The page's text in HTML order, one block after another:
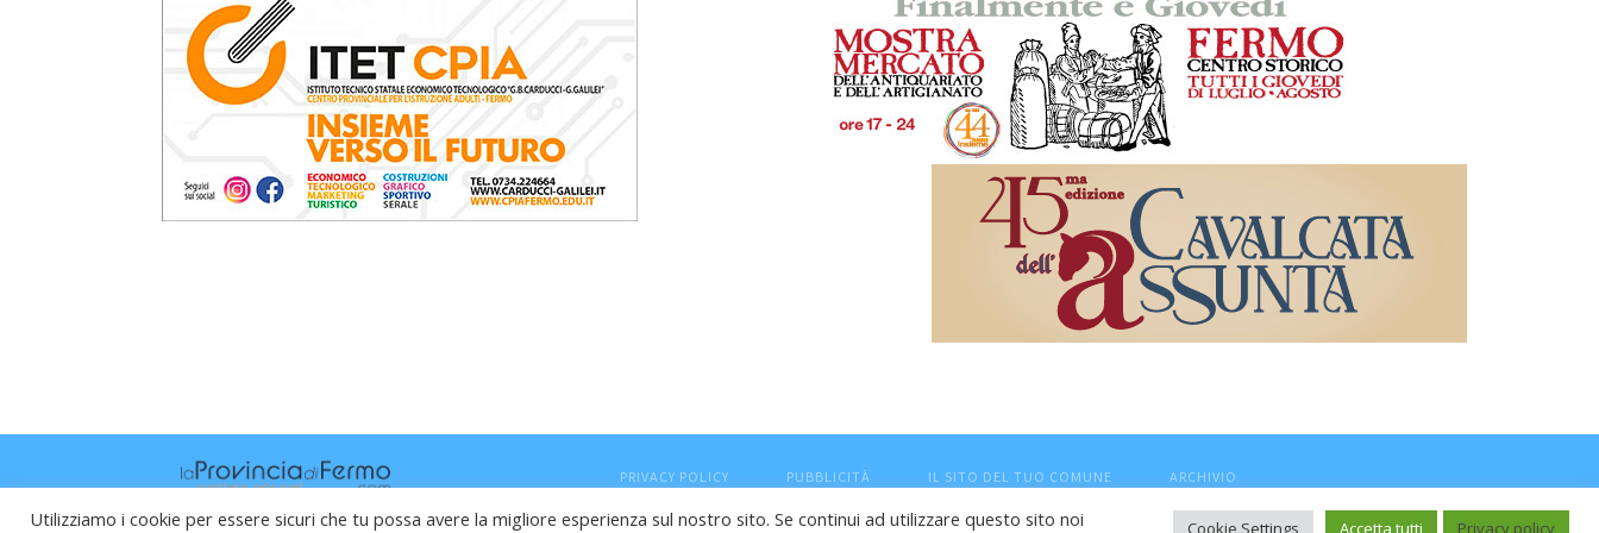
PRIVACY POLICY PUBBLICITÀ IL SITO DEL TUO COMUNE ARCHIVIO
Utilizziamo i cookie per essere sicuri che tu possa avere la migliore esperienza sul nostro sito. Se continui ad utilizzare questo sito noi
Cookie Settings Accetta tutti Privacy policy